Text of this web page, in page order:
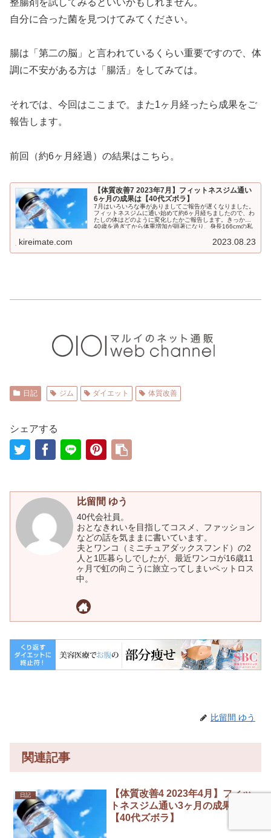
自分に合った菌を見つけてみてください。
腸は「第二の脳」と言われているくらい重要ですので、体
調に不安がある方は「腸活」をしてみては。
それでは、今回はここまで。また1ヶ月経ったら成果をご
報告します。
前回（約6ヶ月経過）の結果はこちら。
【体質改善7 2023年7月】フィットネスジム通い
6ヶ月の成果は【40代ズボラ】
7月はいろいろな事がありましてご報告が遅くなりました。
フィットネスジムに通い始めて約6ヶ月経ちましたので、わ
たしの体はどのように変化したかご報告します。きっかけ
40歳を過ぎてから体重増加が顕著になり、身長166cmの私
kireimate.com 2023.08.23
日記 ジム ダイエット 体質改善
シェアする
比留間 ゆう
40代会社員。
おとなきれいを目指してコスメ、ファッション
などの話を気ままに書いています。
夫とワンコ（ミニチュアダックスフンド）の2
人と1匹暮らしでしたが、最近ワンコが16歳11
ヶ月で虹の向こうに旅立ってしまいペットロス
中。
比留間 ゆう
関連記事
日記
【体質改善4 2023年4月】フィッ
トネスジム通い3ヶ月の成果は
【40代ズボラ】